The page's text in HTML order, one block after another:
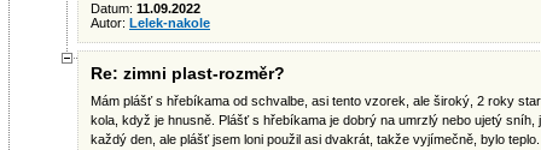
Datum: 11.09.2022
Autor: Lelek-nakole
Re: zimni plast-rozměr?
Mám plášť s hřebíkama od schvalbe, asi tento vzorek, ale široký, 2 roky
kola, když je hnusně. Plášť s hřebíkama je dobrý na umrzlý nebo ujetý
každý den, ale plášť jsem loni použil asi dvakrát, takže vyjímečně, bylo